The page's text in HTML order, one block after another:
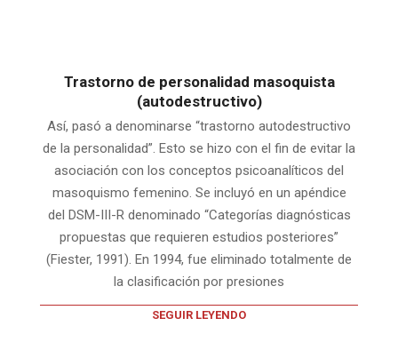
Trastorno de personalidad masoquista
(autodestructivo)
Así, pasó a denominarse “trastorno autodestructivo
de la personalidad”. Esto se hizo con el fin de evitar la
asociación con los conceptos psicoanalíticos del
masoquismo femenino. Se incluyó en un apéndice
del DSM-III-R denominado “Categorías diagnósticas
propuestas que requieren estudios posteriores”
(Fiester, 1991). En 1994, fue eliminado totalmente de
la clasificación por presiones
SEGUIR LEYENDO